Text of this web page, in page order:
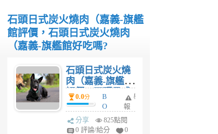
石頭日式炭火燒肉（嘉義-旗艦
館評價，石頭日式炭火燒肉
（嘉義-旗艦館好吃嗎?
石頭日式炭火燒
肉（嘉義-旗艦館
評價，石頭日式
炭火燒肉（嘉義-
旗艦館好吃嗎?
0.0分
B
O
Y
6
舉
報
分享
825點閱
0 評論/給分
0